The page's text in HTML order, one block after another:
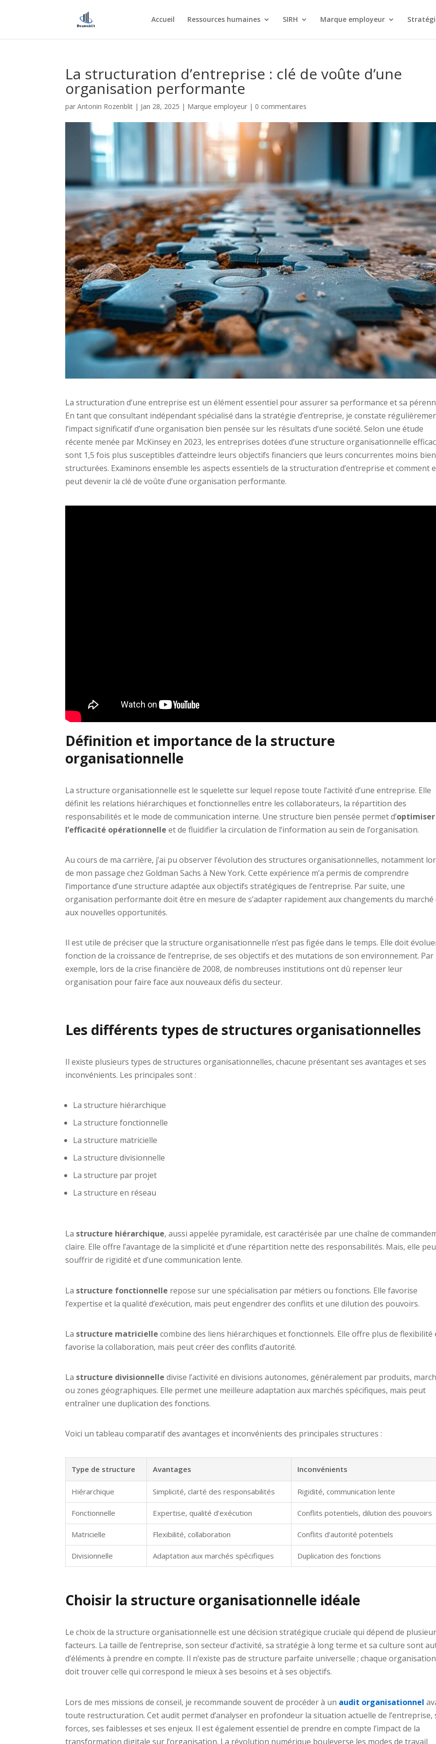
Accueil Ressources humaines SIRH Marque employeur
La structuration d’entreprise : clé de voûte d’une
organisation performante
parAntonin Rozenblit | Jan 28, 2025 | Marque employeur | 0 commentaires
La structuration d’une entreprise est un élément essentiel pour assurer sa performance et sa
En tant que consultant indépendant spécialisé dans la stratégie d’entreprise, je constate
l’impact significatif d’une organisation bien pensée sur les résultats d’une société. Selon une étude
récente menée par McKinsey en 2023, les entreprises dotées d’une structure organisationnelle
sont 1,5 fois plus susceptibles d’atteindre leurs objectifs financiers que leurs concurrentes moins bien
structurées. Examinons ensemble les aspects essentiels de la structuration d’entreprise et comment
peut devenir la clé de voûte d’une organisation performante.
Définition et importance de la structure
organisationnelle
La structure organisationnelle est le squelette sur lequel repose toute l’activité d’une entreprise. Elle
définit les relations hiérarchiques et fonctionnelles entre les collaborateurs, la répartition des
responsabilités et le mode de communication interne. Une structure bien pensée permet d’optimiser
l’efficacité opérationnelle et de fluidifier la circulation de l’information au sein de l’organisation.
Au cours de ma carrière, j’ai pu observer l’évolution des structures organisationnelles, notamment
de mon passage chez Goldman Sachs à New York. Cette expérience m’a permis de comprendre
l’importance d’une structure adaptée aux objectifs stratégiques de l’entreprise. Par suite, une
organisation performante doit être en mesure de s’adapter rapidement aux changements du marché
aux nouvelles opportunités.
Il est utile de préciser que la structure organisationnelle n’est pas figée dans le temps. Elle doit
fonction de la croissance de l’entreprise, de ses objectifs et des mutations de son environnement. Par
exemple, lors de la crise financière de 2008, de nombreuses institutions ont dû repenser leur
organisation pour faire face aux nouveaux défis du secteur.
Les différents types de structures organisationnelles
Il existe plusieurs types de structures organisationnelles, chacune présentant ses avantages et ses
inconvénients. Les principales sont :
La structure hiérarchique
La structure fonctionnelle
La structure matricielle
La structure divisionnelle
La structure par projet
La structure en réseau
La structure hiérarchique, aussi appelée pyramidale, est caractérisée par une chaîne de
claire. Elle offre l’avantage de la simplicité et d’une répartition nette des responsabilités. Mais, elle
souffrir de rigidité et d’une communication lente.
La structure fonctionnelle repose sur une spécialisation par métiers ou fonctions. Elle favorise
l’expertise et la qualité d’exécution, mais peut engendrer des conflits et une dilution des pouvoirs.
La structure matricielle combine des liens hiérarchiques et fonctionnels. Elle offre plus de flexibilité
favorise la collaboration, mais peut créer des conflits d’autorité.
La structure divisionnelle divise l’activité en divisions autonomes, généralement par produits,
ou zones géographiques. Elle permet une meilleure adaptation aux marchés spécifiques, mais peut
entraîner une duplication des fonctions.
Voici un tableau comparatif des avantages et inconvénients des principales structures :
Type de structure Avantages Inconvénients
Hiérarchique Simplicité, clarté des responsabilités Rigidité, communication lente
Fonctionnelle Expertise, qualité d’exécution Conflits potentiels, dilution des pouvoirs
Matricielle Flexibilité, collaboration Conflits d’autorité potentiels
Divisionnelle Adaptation aux marchés spécifiques Duplication des fonctions
Choisir la structure organisationnelle idéale
Le choix de la structure organisationnelle est une décision stratégique cruciale qui dépend de
facteurs. La taille de l’entreprise, son secteur d’activité, sa stratégie à long terme et sa culture sont
d’éléments à prendre en compte. Il n’existe pas de structure parfaite universelle ; chaque organisation
doit trouver celle qui correspond le mieux à ses besoins et à ses objectifs.
Lors de mes missions de conseil, je recommande souvent de procéder à un audit organisationnel
toute restructuration. Cet audit permet d’analyser en profondeur la situation actuelle de l’entreprise,
forces, ses faiblesses et ses enjeux. Il est également essentiel de prendre en compte l’impact de la
transformation digitale sur l’organisation. La révolution numérique bouleverse les modes de travail